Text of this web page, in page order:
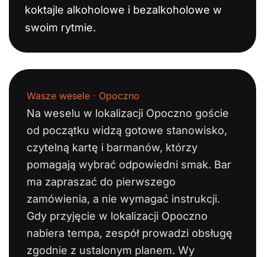
koktajle alkoholowe i bezalkoholowe w
swoim rytmie.
Wasze wesele · Opoczno
Na weselu w lokalizacji Opoczno goście
od początku widzą gotowe stanowisko,
czytelną kartę i barmanów, którzy
pomagają wybrać odpowiedni smak. Bar
ma zapraszać do pierwszego
zamówienia, a nie wymagać instrukcji.
Gdy przyjęcie w lokalizacji Opoczno
nabiera tempa, zespół prowadzi obsługę
zgodnie z ustalonym planem. Wy